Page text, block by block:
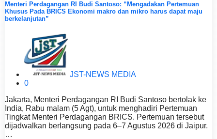
Menteri Perdagangan RI Budi Santoso: “Mengadakan Pertemuan
Khusus Pada BRICS Ekonomi makro dan mikro harus dapat maju
berkelanjutan”
JST-NEWS MEDIA
0
Jakarta, Menteri Perdagangan RI Budi Santoso bertolak ke
India, Rabu malam (5 Agt), untuk menghadiri Pertemuan
Tingkat Menteri Perdagangan BRICS. Pertemuan tersebut
dijadwalkan berlangsung pada 6–7 Agustus 2026 di Jaipur.
…